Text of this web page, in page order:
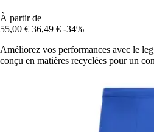
À partir de
55,00 € 36,49 € -34%
Améliorez vos performances avec le
conçu en matières recyclées pour un